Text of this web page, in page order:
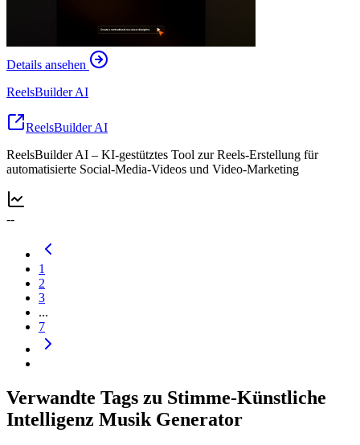
Details ansehen
ReelsBuilder AI
ReelsBuilder AI
ReelsBuilder AI – KI-gestütztes Tool zur Reels-Erstellung für
automatisierte Social-Media-Videos und Video-Marketing
--
1
2
3
...
7
Verwandte Tags zu Stimme-Künstliche
Intelligenz Musik Generator